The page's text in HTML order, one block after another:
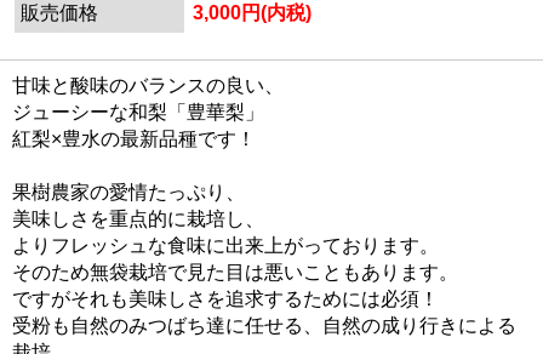
販売価格
3,000円(内税)
甘味と酸味のバランスの良い、
ジューシーな和梨「豊華梨」
紅梨×豊水の最新品種です！
果樹農家の愛情たっぷり、
美味しさを重点的に栽培し、
よりフレッシュな食味に出来上がっております。
そのため無袋栽培で見た目は悪いこともあります。
ですがそれも美味しさを追求するためには必須！
受粉も自然のみつばち達に任せる、自然の成り行きによる